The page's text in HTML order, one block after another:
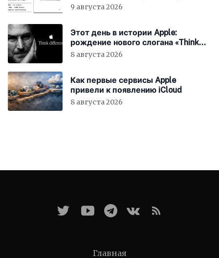
9 августа 2026
Этот день в истории Apple:
рождение нового слогана «Think
Different»
8 августа 2026
Как первые сервисы Apple
привели к появлению iCloud
8 августа 2026
Главная